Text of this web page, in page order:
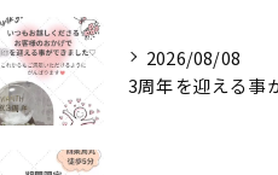
2026/08/08